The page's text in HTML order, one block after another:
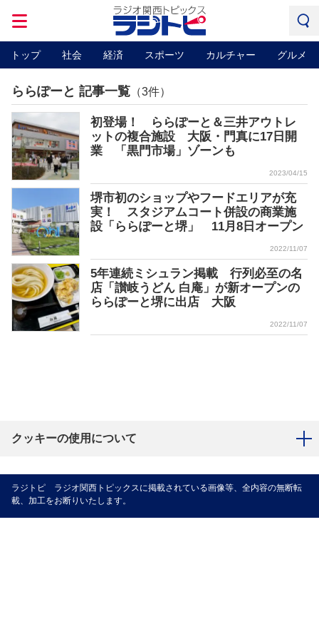
トップ 社会 経済 スポーツ カルチャー グルメ
ららぽーと 記事一覧 （3件）
初登場！ ららぽーと＆三井アウトレ
ットの複合施設 大阪・門真に17日開
業 「黒門市場」ゾーンも
2023/04/15
堺市初のショップやフードエリアが充
実！ スタジアムコート併設の商業施
設「ららぽーと堺」 11月8日オープン
2022/11/07
5年連続ミシュラン掲載 行列必至の名
店「讃岐うどん 白庵」が新オープンの
ららぽーと堺に出店 大阪
2022/11/07
クッキーの使用について
ラジトピ ラジオ関西トピックスに掲載されている画像等、全内容の無断転
載、加工をお断りいたします。